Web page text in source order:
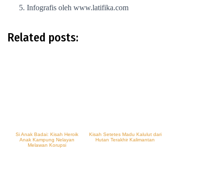
Infografis oleh www.latifika.com
Related posts:
Si Anak Badai: Kisah Heroik
Anak Kampung Nelayan
Melawan Korupsi
Kisah Setetes Madu Kalulut dari
Hutan Terakhir Kalimantan